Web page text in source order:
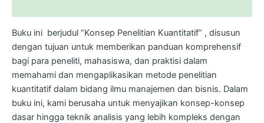
Buku ini berjudul “Konsep Penelitian Kuantitatif” , disusun
dengan tujuan untuk memberikan panduan komprehensif
bagi para peneliti, mahasiswa, dan praktisi dalam
memahami dan mengaplikasikan metode penelitian
kuantitatif dalam bidang ilmu manajemen dan bisnis. Dalam
buku ini, kami berusaha untuk menyajikan konsep-konsep
dasar hingga teknik analisis yang lebih kompleks dengan